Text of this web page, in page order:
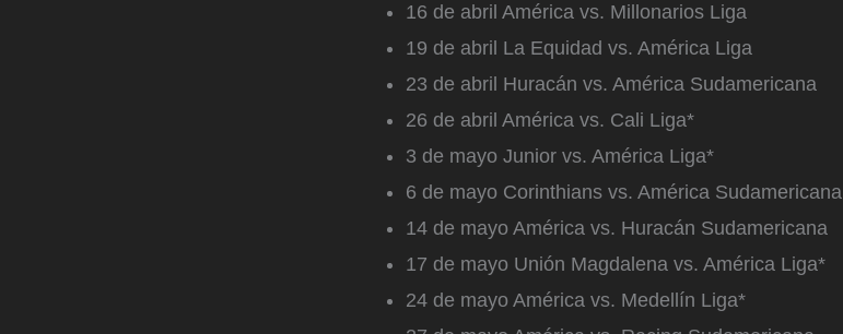
16 de abril América vs. Millonarios Liga
19 de abril La Equidad vs. América Liga
23 de abril Huracán vs. América Sudamericana
26 de abril América vs. Cali Liga*
3 de mayo Junior vs. América Liga*
6 de mayo Corinthians vs. América Sudamericana
14 de mayo América vs. Huracán Sudamericana
17 de mayo Unión Magdalena vs. América Liga*
24 de mayo América vs. Medellín Liga*